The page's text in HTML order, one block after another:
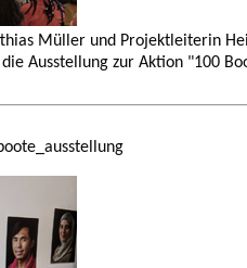
Müller und Projektleiterin
Ausstellung zur Aktion "100